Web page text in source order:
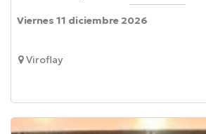
Viroflay
Viernes 11 diciembre 2026